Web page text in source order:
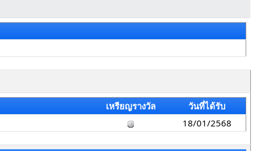
เหรียญรางวัล
วันที่ได้รับ
18/01/2568